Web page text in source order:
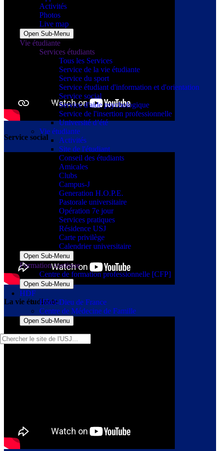
Activités
Photos
Live map
Open Sub-Menu
Vie étudiante
Services étudiants
Tous les Services
Service de la vie étudiante
Service du sport
Service étudiant d'information et d'orientation
Service social
Service d'aide psychologique
Service de l'insertion professionnelle
Université d’été
Vie étudiante
Activités
Site de l'étudiant
Conseil des étudiants
Amicales
Clubs
Campus-J
Generation H.O.P.E.
Pastorale universitaire
Opération 7e jour
Services pratiques
Résidence USJ
Carte privilège
Calendrier universitaire
Open Sub-Menu
Formation continue
Centre de formation professionnelle [CFP]
Open Sub-Menu
HDF
Hôtel-Dieu de France
Centre de Médecine de Famille
Open Sub-Menu
Service social
La vie étudiante